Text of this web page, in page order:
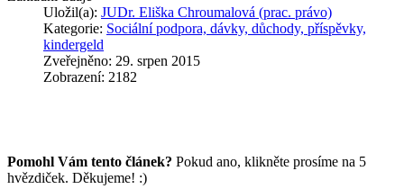
Uložil(a): JUDr. Eliška Chroumalová (prac. právo)
Kategorie: Sociální podpora, dávky, důchody, příspěvky,
kindergeld
Zveřejněno: 29. srpen 2015
Zobrazení: 2182
Pomohl Vám tento článek? Pokud ano, klikněte prosíme na 5
hvězdiček. Děkujeme! :)